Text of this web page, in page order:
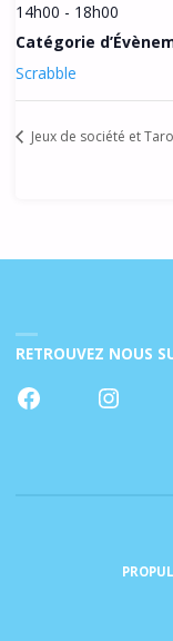
14h00 - 18h00
Catégorie
Scrabble
Jeux de société et
RETROUVEZ NOUS
Facebook Instagram